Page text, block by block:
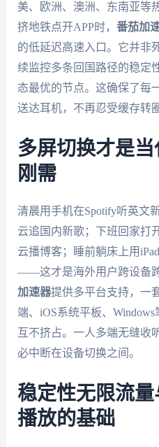
美、欧洲、澳洲、东南亚等
挤地铁点开APP时， 番茄加
的低延迟高速入口。它并非
续监控多条回国路径的稳定
态最优的节点。这确保了每
送达耳机，不再忍受缓存转
多屏切换才是
刚需
清晨用手机在Spotify听英文
云追国内新歌；下班回家打
云播博客；睡前躺床上用
——这才是海外用户跨设备跨
加速器提供多平台支持，一
端、iOS系统平板、
互不挤占。一人多端无缝收
必中断在设备切换之间。
稳定性无限流
播放的基础